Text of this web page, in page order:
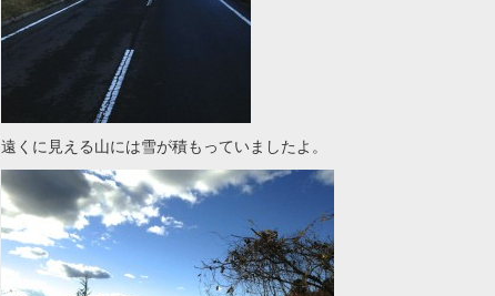
遠くに見える山には雪が積もっていましたよ。